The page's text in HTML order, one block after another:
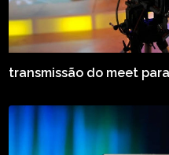
transmissão do meet